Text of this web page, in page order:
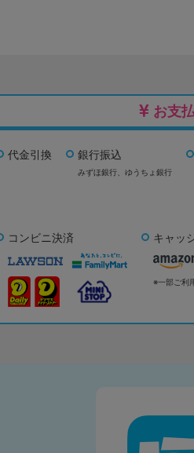
お支
代金引換 銀行振込
みずほ銀行、 ゆうちょ銀行
コンビニ決済 キャッ
※一部ご利